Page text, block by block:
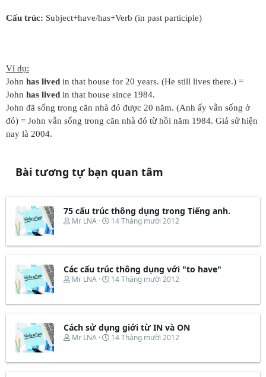
Cấu trúc: Subject+have/has+Verb (in past participle)
Ví dụ:
John has lived in that house for 20 years. (He still lives there.) =
John has lived in that house since 1984.
John đã sống trong căn nhà đó được 20 năm. (Anh ấy vẫn sống ở
đó) = John vẫn sống trong căn nhà đó từ hồi năm 1984. Giả sử hiện
nay là 2004.
Bài tương tự bạn quan tâm
75 cấu trúc thông dụng trong Tiếng anh.
T
e
d
s
r
e
r
Mr LNA
N
y
ắ
t
u
14 Tháng mười 2012
Các cấu trúc thông dụng với "to have"
T
e
d
s
r
Mr LNA
N
y
ắ
t
u
14 Tháng mười 2012
Cách sử dụng giới từ IN và ON
T
e
Mr LNA
N
y
14 Tháng mười 2012